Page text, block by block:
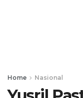
Home Nasional